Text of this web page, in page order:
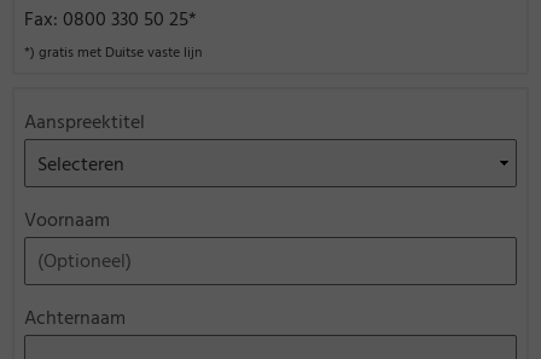
Fax: 0800 330 50 25*
*) gratis met Duitse vaste lijn
Aanspreektitel
Voornaam
Achternaam